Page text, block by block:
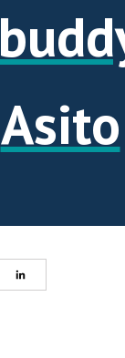
Asito